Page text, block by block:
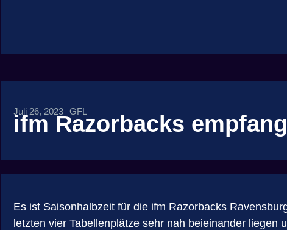
Juli 26, 2023 GFL
ifm Razorbacks
Es ist Saisonhalbzeit für die ifm Razorbacks
letzten vier Tabellenplätze sehr nah beieinander